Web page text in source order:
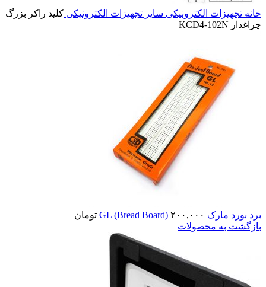
خانه تجهیزات الکترونیکی سایر تجهیزات الکترونیکی کلید راکر بزرگ
چراغدار KCD4-102N
برد بورد مارک GL (Bread Board) ۲۰۰,۰۰۰
تومان
بازگشت به محصولات